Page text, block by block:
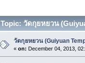
Topic: วัดกุยหยวน
วัดกุยหยวน (Guiyuan
« on: December 04, 2013,